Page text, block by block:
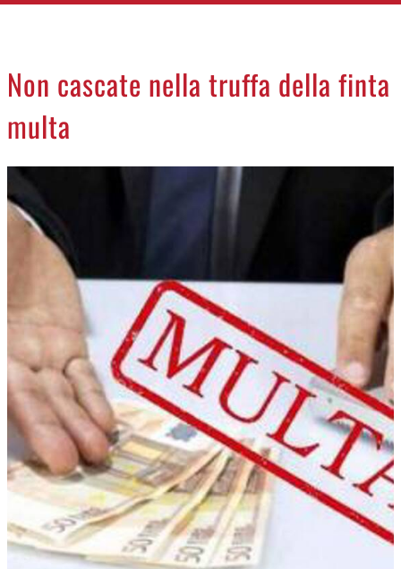
APPUNTAMENTI
LA PIAZZA
Non cascate nella truffa della finta
multa